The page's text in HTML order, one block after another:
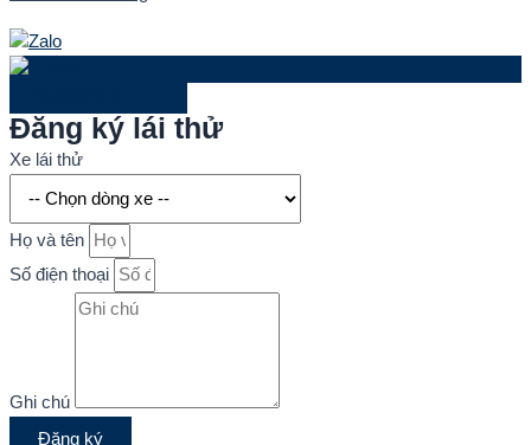
Đăng ký lái thử
Xe lái thử
Họ và tên
Số điện thoại
Ghi chú
Đăng ký